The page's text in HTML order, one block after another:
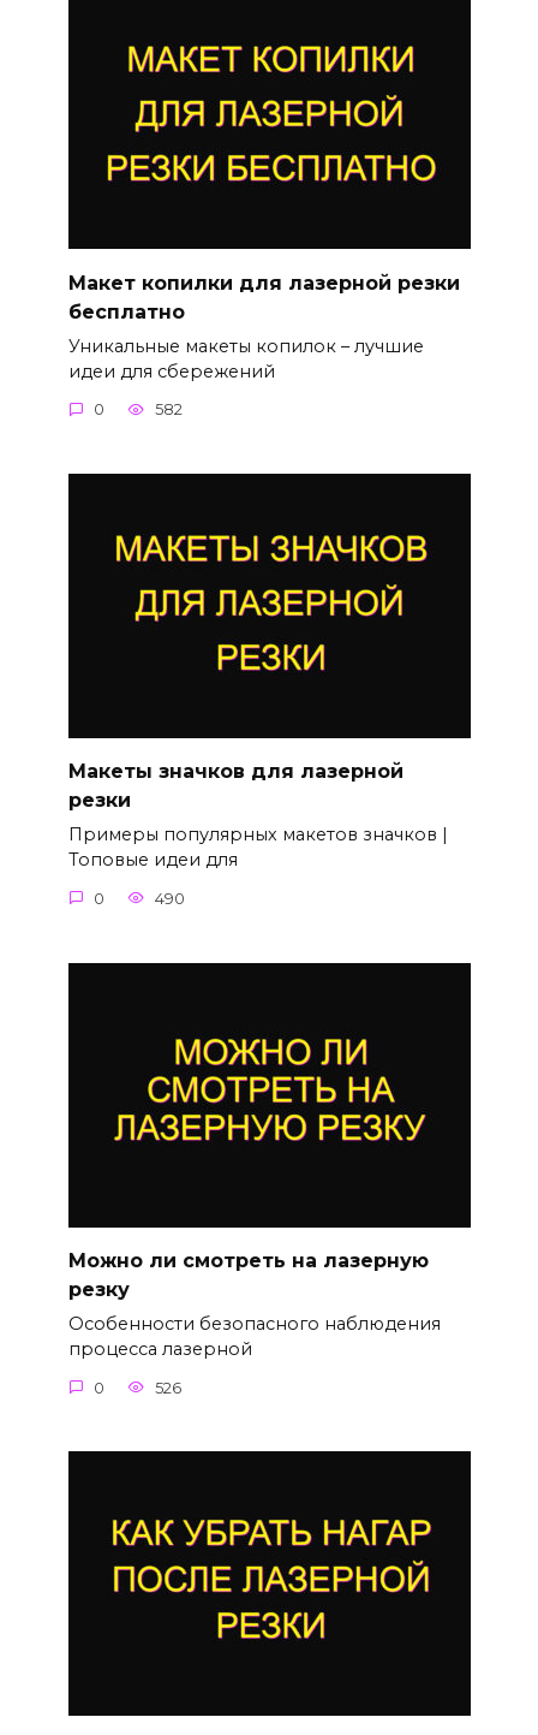
Макет копилки для лазерной резки
бесплатно
Уникальные макеты копилок – лучшие
идеи для сбережений
0 582
Макеты значков для лазерной
резки
Примеры популярных макетов значков |
Топовые идеи для
0 490
Можно ли смотреть на лазерную
резку
Особенности безопасного наблюдения
процесса лазерной
0 526